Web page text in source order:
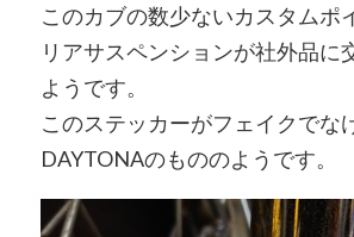
このカブの数少ないカスタムポ
リアサスペンションが社外品に
ようです。
このステッカーがフェイクでな
DAYTONAのもののようです。